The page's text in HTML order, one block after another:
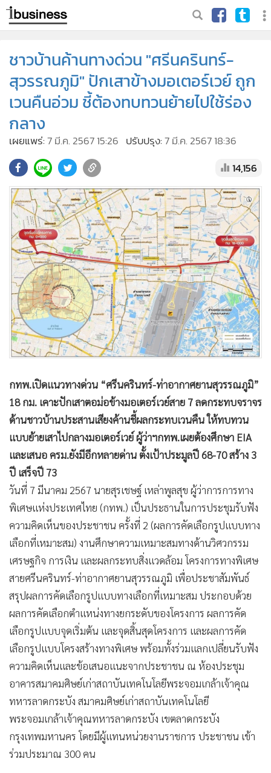
ชาวบ้านค้านทางด่วน "ศรีนครินทร์-
สุวรรณภูมิ" ปักเสาข้างมอเตอร์เวย์ ถูก
เวนคืนอ่วม ชี้ต้องทบทวนย้ายไปใช้ร่อง
กลาง
เผยแพร่:7 มี.ค. 2567 15:26 ปรับปรุง:7 มี.ค. 2567 18:36
14,156
กทพ.เปิดแนวทางด่วน “ศรีนครินทร์-ท่าอากาศยานสุวรรณภูมิ”
18 กม. เคาะปักเสาตอม่อข้างมอเตอร์เวย์สาย 7 ลดกระทบจราจร
ด้านชาวบ้านประสานเสียงค้านชี้ผลกระทบเวนคืน ให้ทบทวน
แบบย้ายเสาไปกลางมอเตอร์เวย์ ผู้ว่าฯกทพ.เผยต้องศึกษา EIA
และเสนอ ครม.ยังมีอีกหลายด่าน ตั้งเป้าประมูลปี 68-70 สร้าง 3
ปี เสร็จปี 73
วันที่ 7 มีนาคม 2567 นายสุรเชษฐ์ เหล่าพูลสุข ผู้ว่าการการทาง
พิเศษแห่งประเทศไทย (กทพ.) เป็นประธานในการประชุมรับฟัง
ความคิดเห็นของประชาชน ครั้งที่ 2 (ผลการคัดเลือกรูปแบบทาง
เลือกที่เหมาะสม) งานศึกษาความเหมาะสมทางด้านวิศวกรรม
เศรษฐกิจ การเงิน และผลกระทบสิ่งแวดล้อม โครงการทางพิเศษ
สายศรีนครินทร์-ท่าอากาศยานสุวรรณภูมิ เพื่อประชาสัมพันธ์
สรุปผลการคัดเลือกรูปแบบทางเลือกที่เหมาะสม ประกอบด้วย
ผลการคัดเลือกตำแหน่งทางยกระดับของโครงการ ผลการคัด
เลือกรูปแบบจุดเริ่มต้น และจุดสิ้นสุดโครงการ และผลการคัด
เลือกรูปแบบโครงสร้างทางพิเศษ พร้อมทั้งร่วมแลกเปลี่ยนรับฟัง
ความคิดเห็นและข้อเสนอแนะจากประชาชน ณ ห้องประชุม
อาคารสมาคมศิษย์เก่าสถาบันเทคโนโลยีพระจอมเกล้าเจ้าคุณ
ทหารลาดกระบัง สมาคมศิษย์เก่าสถาบันเทคโนโลยี
พระจอมเกล้าเจ้าคุณทหารลาดกระบัง เขตลาดกระบัง
กรุงเทพมหานคร โดยมีผู้แทนหน่วยงานราชการ ประชาชน เข้า
ร่วมประมาณ 300 คน